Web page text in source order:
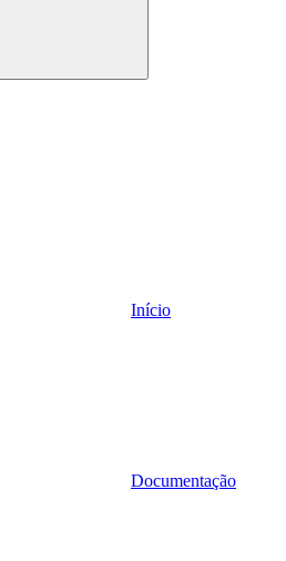
Início
Documentação